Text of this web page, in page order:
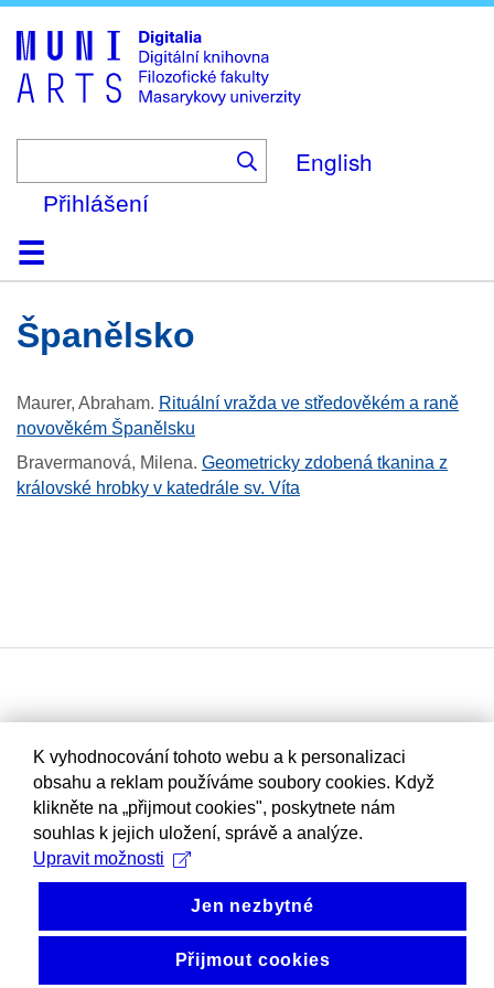
to
main
content
English
Přihlášení
DomůKolekce
Prohlížení
Vyhledávání
O platformě
Nápověda
KontaktDigitalia
Španělsko
Maurer, Abraham. Rituální vražda ve středověkém a raně
novověkém Španělsku
Bravermanová, Milena. Geometricky zdobená tkanina z
královské hrobky v katedrále sv. Víta
K vyhodnocování tohoto webu a k personalizaci
obsahu a reklam používáme soubory cookies. Když
klikněte na „přijmout cookies", poskytnete nám
souhlas k jejich uložení, správě a analýze.
Upravit možnosti
Jen nezbytné
Přijmout cookies